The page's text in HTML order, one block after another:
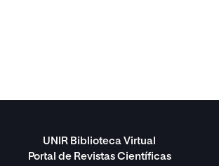
UNIR Biblioteca Virtual
Portal de Revistas Científicas